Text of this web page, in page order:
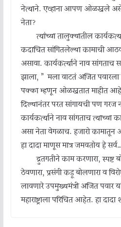
नेत्याने. एव्हाना आपण ओळखले
नेता?
त्यांच्या तालुक्यातील
कदाचित सांगितलेल्या कामाची
असावा. कार्यकर्त्याने नाव सांगताच
झाला, ” मला वाटतं अजित पवारला
पक्का म्हणून ओळखतात माहीत आहे
दिल्यानंतर परत सांगायची पण गरज
कार्यकर्त्याने नाव सांगताच
असा नेता वेगळाच. हजारो
हा दादा माणूस मात्र जमवतोय हे सर्व…
द्रुतगतीने काम करणारा, स्पष्ट
ठेवणारा, प्रसंगी कडू बोलणारा व
लावणारे उपमुख्यमंत्री अजित पवार
महाराष्ट्राला परिचित आहेत. हा